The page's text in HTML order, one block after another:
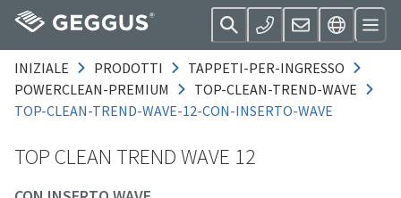
INIZIALE PRODOTTI
TAPPETI-PER-INGRESSO
POWERCLEAN-PREMIUM
TOP-CLEAN-TREND-WAVE
TOP-CLEAN-TREND-WAVE-12-CON-INSERTO-WAVE
TOP CLEAN TREND WAVE 12